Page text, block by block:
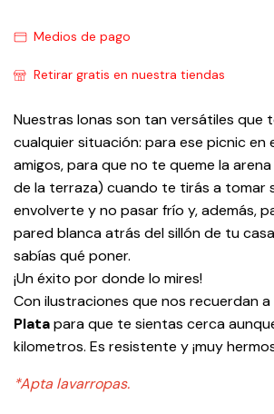
Medios de pago
Retirar gratis en nuestra tiendas
Nuestras lonas son tan versátiles que
cualquier situación: para ese picnic en
amigos, para que no te queme la
de la terraza) cuando te tirás a tomar
envolverte y no pasar frío y, además,
pared blanca atrás del sillón de tu
sabías qué poner.
¡Un éxito por donde lo mires!
Con ilustraciones que nos recuerdan a
Platapara que te sientas cerca
kilometros. Es resistente y ¡muy
*Apta lavarropas.